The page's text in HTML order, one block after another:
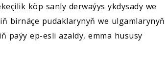
köp sanly derwaýys ykdysady we
birnäçe pudaklarynyň we ulgamlarynyň
paýy ep-esli azaldy, emma hususy